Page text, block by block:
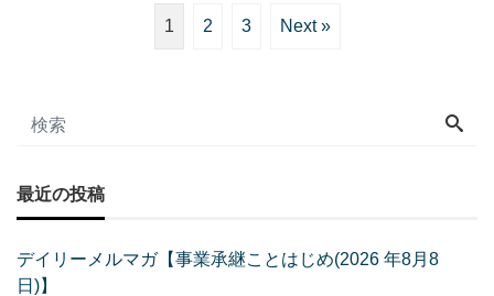
1 2 3 Next »
最近の投稿
デイリーメルマガ【事業承継ことはじめ(2026 年8月8
日)】